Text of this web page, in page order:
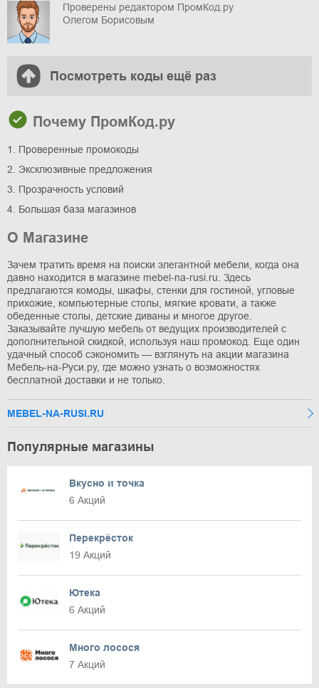
Проверены редактором ПромКод.ру
Олегом Борисовым
Посмотреть коды ещё раз
Почему ПромКод.ру
1. Проверенные промокоды
2. Эксклюзивные предложения
3. Прозрачность условий
4. Большая база магазинов
О Магазине
Зачем тратить время на поиски элегантной мебели, когда она
давно находится в магазине mebel-na-rusi.ru. Здесь
предлагаются комоды, шкафы, стенки для гостиной, угловые
прихожие, компьютерные столы, мягкие кровати, а также
обеденные столы, детские диваны и многое другое.
Заказывайте лучшую мебель от ведущих производителей с
дополнительной скидкой, используя наш промокод. Еще один
удачный способ сэкономить — взглянуть на акции магазина
Мебель-на-Руси.ру, где можно узнать о возможностях
бесплатной доставки и не только.
MEBEL-NA-RUSI.RU
Популярные магазины
Вкусно и точка
6 Акций
Перекрёсток
19 Акций
Ютека
6 Акций
Много лосося
7 Акций